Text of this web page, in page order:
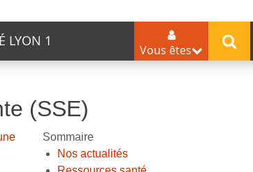
LYON 1
Vous êtes
(SSE)
Sommaire
Nos actualités